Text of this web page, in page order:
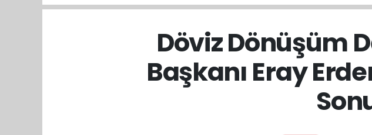
Döviz Dönüşüm
Başkanı Eray